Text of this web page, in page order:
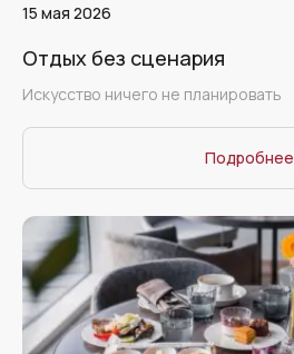
15 мая 2026
Отдых без сценария
Искусство ничего не планировать
Подробнее